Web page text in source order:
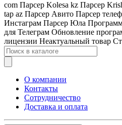
com Парсер Kolesa kz Парсер
tap az Парсер Авито Парсер
Инстаграм Парсер Юла
для Телеграм Обновление
лицензии Неактуальный товар
О компании
Контакты
Сотрудничество
Доставка и оплата